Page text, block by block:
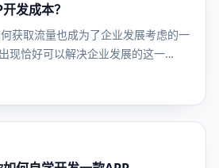
发成本？
获取流量也成为了企业发展考虑的一
现恰好可以解决企业发展的这一…